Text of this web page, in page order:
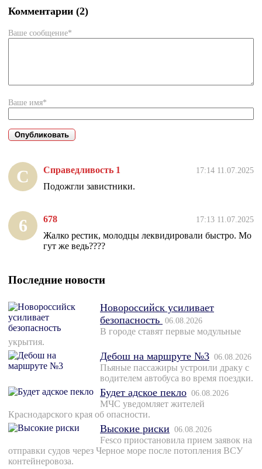
Комментарии (2)
Ваше сообщение*
Ваше имя*
С Справедливость 1 17:14 11.07.2025
Подожгли завистники.
6 678 17:13 11.07.2025
Жалко рестик, молодцы леквидировали быстро. Мо
гут же ведь????
Последние новости
Новороссийск усиливает
безопасность 06.08.2026
В городе ставят первые модульные
укрытия.
Дебош на маршруте №3 06.08.2026
Пьяные пассажиры устроили драку с
водителем автобуса во время поездки.
Будет адское пекло 06.08.2026
МЧС уведомляет жителей
Краснодарского края об опасности.
Высокие риски 06.08.2026
Fesco приостановила прием заявок на
отправки судов через Черное море после потопления ВСУ
контейнеровоза.